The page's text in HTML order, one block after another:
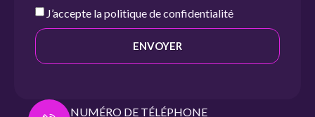
NUMÉRO DE TÉLÉPHONE
J’accepte lapolitique de confidentialité
ENVOYER